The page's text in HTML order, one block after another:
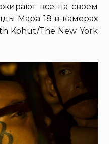
все на своем
Мара 18 в камерах
Kohut/The New York